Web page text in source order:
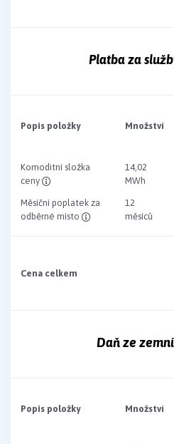
Platba za
Popis položky Množství
Komoditní složka
ceny
14,02
MWh
Měsíční poplatek za
odběrné místo
12
měsíců
Cena celkem
Daň ze
Popis položky Množství